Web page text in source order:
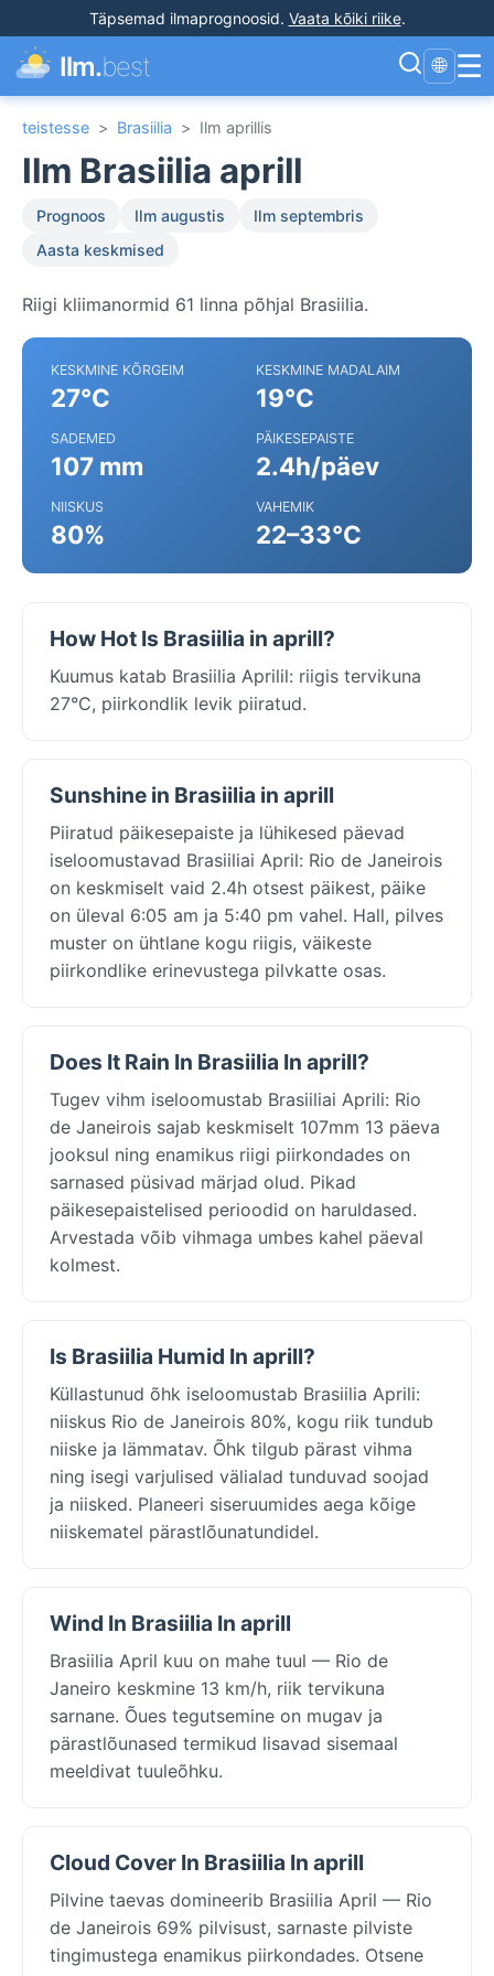
Täpsemad ilmaprognoosid. Vaata kõiki riike.
Ilm.best 🌐 ☰
teistesse > Brasiilia > Ilm aprillis
Ilm Brasiilia aprill
Prognoos Ilm augustis
Ilm septembris
Aasta keskmised
Riigi kliimanormid 61 linna põhjal Brasiilia.
KESKMINE KÕRGEIM
27°C
KESKMINE MADALAIM
19°C
SADEMED
107 mm
PÄIKESEPAISTE
2.4h/päev
NIISKUS
80%
VAHEMIK
22–33°C
How Hot Is Brasiilia in aprill?
Kuumus katab Brasiilia Aprilil: riigis tervikuna
27°C, piirkondlik levik piiratud.
Sunshine in Brasiilia in aprill
Piiratud päikesepaiste ja lühikesed päevad
iseloomustavad Brasiiliai April: Rio de Janeirois
on keskmiselt vaid 2.4h otsest päikest, päike
on üleval 6:05 am ja 5:40 pm vahel. Hall, pilves
muster on ühtlane kogu riigis, väikeste
piirkondlike erinevustega pilvkatte osas.
Does It Rain In Brasiilia In aprill?
Tugev vihm iseloomustab Brasiiliai Aprili: Rio
de Janeirois sajab keskmiselt 107mm 13 päeva
jooksul ning enamikus riigi piirkondades on
sarnased püsivad märjad olud. Pikad
päikesepaistelised perioodid on haruldased.
Arvestada võib vihmaga umbes kahel päeval
kolmest.
Is Brasiilia Humid In aprill?
Küllastunud õhk iseloomustab Brasiilia Aprili:
niiskus Rio de Janeirois 80%, kogu riik tundub
niiske ja lämmatav. Õhk tilgub pärast vihma
ning isegi varjulised välialad tunduvad soojad
ja niisked. Planeeri siseruumides aega kõige
niiskematel pärastlõunatundidel.
Wind In Brasiilia In aprill
Brasiilia April kuu on mahe tuul — Rio de
Janeiro keskmine 13 km/h, riik tervikuna
sarnane. Õues tegutsemine on mugav ja
pärastlõunased termikud lisavad sisemaal
meeldivat tuuleõhku.
Cloud Cover In Brasiilia In aprill
Pilvine taevas domineerib Brasiilia April — Rio
de Janeirois 69% pilvisust, sarnaste pilviste
tingimustega enamikus piirkondades. Otsene